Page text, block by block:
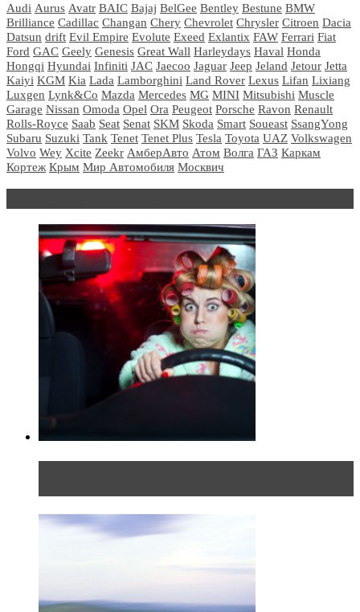
Audi Aurus Avatr BAIC Bajaj BelGee Bentley Bestune BMW
Brilliance Cadillac Changan Chery Chevrolet Chrysler Citroen Dacia
Datsun drift Evil Empire Evolute Exeed Exlantix FAW Ferrari Fiat
Ford GAC Geely Genesis Great Wall Harleydays Haval Honda
Hongqi Hyundai Infiniti JAC Jaecoo Jaguar Jeep Jeland Jetour Jetta
Kaiyi KGM Kia Lada Lamborghini Land Rover Lexus Lifan Lixiang
Luxgen Lynk&Co Mazda Mercedes MG MINI Mitsubishi Muscle
Garage Nissan Omoda Opel Ora Peugeot Porsche Ravon Renault
Rolls-Royce Saab Seat Senat SKM Skoda Smart Soueast SsangYong
Subaru Suzuki Tank Tenet Tenet Plus Tesla Toyota UAZ Volkswagen
Volvo Wey Xcite Zeekr АмберАвто Атом Волга ГАЗ Каркам
Кортеж Крым Мир Автомобиля Москвич